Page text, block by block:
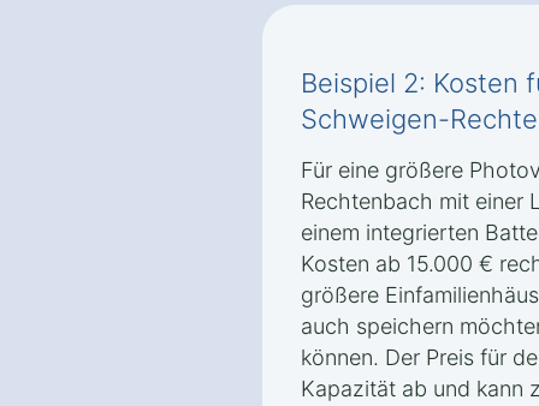
Beispiel 2: Kosten
Schweigen-
Für eine größere
Rechtenbach mit einer
einem integrierten
Kosten ab 15.000 €
größere
auch speichern
können. Der Preis für
Kapazität ab und kann